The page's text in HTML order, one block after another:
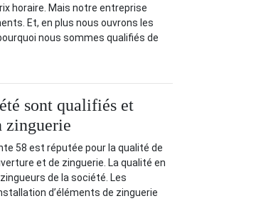
horaire. Mais notre entreprise
Et, en plus nous ouvrons les
nous sommes qualifiés de
sont qualifiés et
zinguerie
58 est réputée pour la qualité de
et de zinguerie. La qualité en
de la société. Les
d’éléments de zinguerie